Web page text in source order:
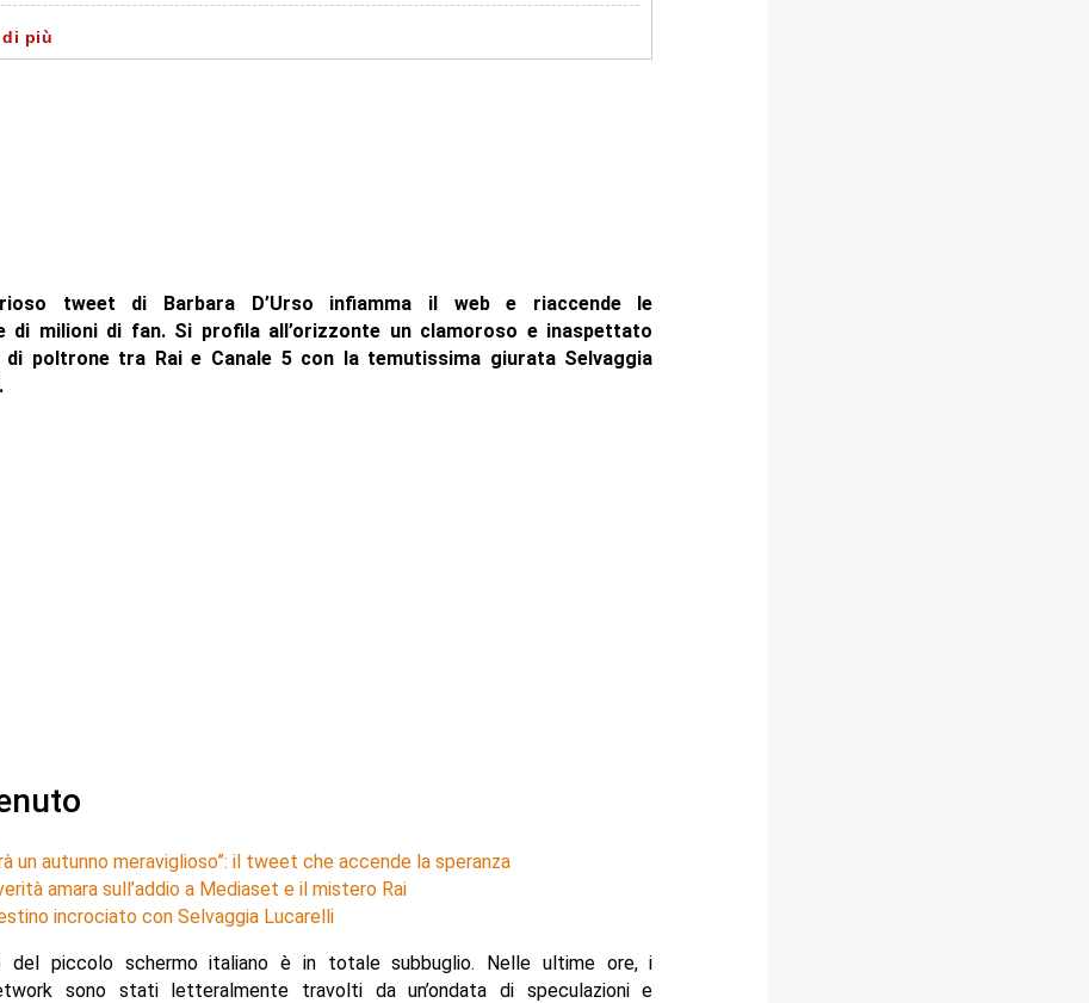
incrociato con Selvaggia Lucarelli
di più
tweet di Barbara D’Urso infiamma il web e riaccende le
di milioni di fan. Si profila all’orizzonte un clamoroso e inaspettato
di poltrone tra Rai e Canale 5 con la temutissima giurata Selvaggia
un autunno meraviglioso”: il tweet che accende la speranza
amara sull’addio a Mediaset e il mistero Rai
incrociato con Selvaggia Lucarelli
del piccolo schermo italiano è in totale subbuglio. Nelle ultime ore, i
sono stati letteralmente travolti da un’ondata di speculazioni e